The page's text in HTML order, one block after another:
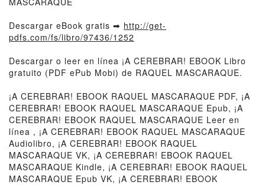
Descargar eBook gratis ➡ http://get-
pdfs.com/fs/libro/97436/1252
Descargar o leer en línea ¡A CEREBRAR! EBOOK Libro
gratuito (PDF ePub Mobi) de RAQUEL MASCARAQUE.
¡A CEREBRAR! EBOOK RAQUEL MASCARAQUE PDF, ¡A
CEREBRAR! EBOOK RAQUEL MASCARAQUE Epub, ¡A
CEREBRAR! EBOOK RAQUEL MASCARAQUE Leer en
línea , ¡A CEREBRAR! EBOOK RAQUEL MASCARAQUE
Audiolibro, ¡A CEREBRAR! EBOOK RAQUEL
MASCARAQUE VK, ¡A CEREBRAR! EBOOK RAQUEL
MASCARAQUE Kindle, ¡A CEREBRAR! EBOOK RAQUEL
MASCARAQUE Epub VK, ¡A CEREBRAR! EBOOK